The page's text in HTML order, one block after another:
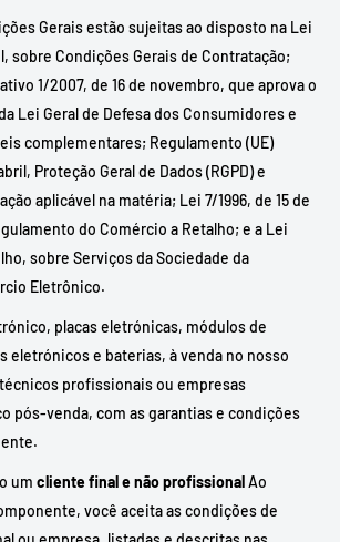
Gerais estão sujeitas ao disposto na Lei
sobre Condições Gerais de Contratação;
1/2007, de 16 de novembro, que aprova o
Lei Geral de Defesa dos Consumidores e
complementares; Regulamento (UE)
Proteção Geral de Dados (RGPD) e
aplicável na matéria; Lei 7/1996, de 15 de
do Comércio a Retalho; e a Lei
sobre Serviços da Sociedade da
Eletrônico.
placas eletrónicas, módulos de
eletrónicos e baterias, à venda no nosso
profissionais ou empresas
pós-venda, com as garantias e condições
um cliente final e não profissionalAo
você aceita as condições de